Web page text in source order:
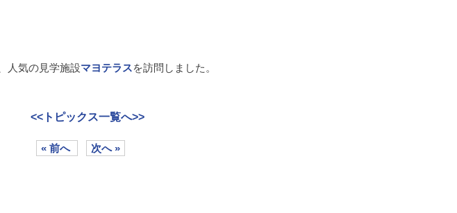
人気の見学施設マヨテラスを訪問しました。
<<トピックス一覧へ>>
« 前へ 次へ »